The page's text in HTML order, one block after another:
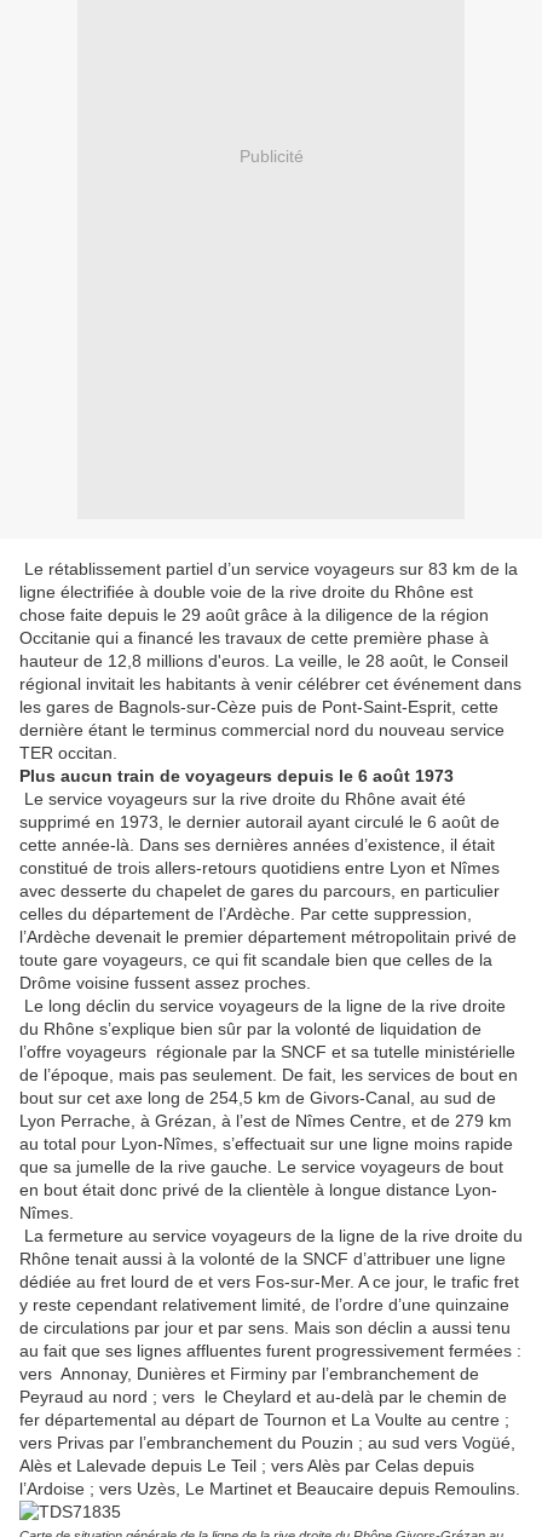
Publicité
Le rétablissement partiel d’un service voyageurs sur 83 km de la
ligne électrifiée à double voie de la rive droite du Rhône est
chose faite depuis le 29 août grâce à la diligence de la région
Occitanie qui a financé les travaux de cette première phase à
hauteur de 12,8 millions d'euros. La veille, le 28 août, le Conseil
régional invitait les habitants à venir célébrer cet événement dans
les gares de Bagnols-sur-Cèze puis de Pont-Saint-Esprit, cette
dernière étant le terminus commercial nord du nouveau service
TER occitan.
Plus aucun train de voyageurs depuis le 6 août 1973
Le service voyageurs sur la rive droite du Rhône avait été
supprimé en 1973, le dernier autorail ayant circulé le 6 août de
cette année-là. Dans ses dernières années d’existence, il était
constitué de trois allers-retours quotidiens entre Lyon et Nîmes
avec desserte du chapelet de gares du parcours, en particulier
celles du département de l’Ardèche. Par cette suppression,
l’Ardèche devenait le premier département métropolitain privé de
toute gare voyageurs, ce qui fit scandale bien que celles de la
Drôme voisine fussent assez proches.
Le long déclin du service voyageurs de la ligne de la rive droite
du Rhône s’explique bien sûr par la volonté de liquidation de
l’offre voyageurs régionale par la SNCF et sa tutelle ministérielle
de l’époque, mais pas seulement. De fait, les services de bout en
bout sur cet axe long de 254,5 km de Givors-Canal, au sud de
Lyon Perrache, à Grézan, à l’est de Nîmes Centre, et de 279 km
au total pour Lyon-Nîmes, s’effectuait sur une ligne moins rapide
que sa jumelle de la rive gauche. Le service voyageurs de bout
en bout était donc privé de la clientèle à longue distance Lyon-
Nîmes.
La fermeture au service voyageurs de la ligne de la rive droite du
Rhône tenait aussi à la volonté de la SNCF d’attribuer une ligne
dédiée au fret lourd de et vers Fos-sur-Mer. A ce jour, le trafic fret
y reste cependant relativement limité, de l’ordre d’une quinzaine
de circulations par jour et par sens. Mais son déclin a aussi tenu
au fait que ses lignes affluentes furent progressivement fermées :
vers Annonay, Dunières et Firminy par l’embranchement de
Peyraud au nord ; vers le Cheylard et au-delà par le chemin de
fer départemental au départ de Tournon et La Voulte au centre ;
vers Privas par l’embranchement du Pouzin ; au sud vers Vogüé,
Alès et Lalevade depuis Le Teil ; vers Alès par Celas depuis
l’Ardoise ; vers Uzès, Le Martinet et Beaucaire depuis Remoulins.